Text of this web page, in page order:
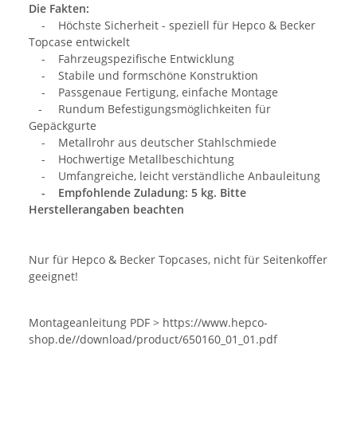
Die Fakten:
- Höchste Sicherheit - speziell für Hepco & Becker
Topcase entwickelt
- Fahrzeugspezifische Entwicklung
- Stabile und formschöne Konstruktion
- Passgenaue Fertigung, einfache Montage
- Rundum Befestigungsmöglichkeiten für
Gepäckgurte
- Metallrohr aus deutscher Stahlschmiede
- Hochwertige Metallbeschichtung
- Umfangreiche, leicht verständliche Anbauleitung
- Empfohlende Zuladung: 5 kg. Bitte
Herstellerangaben beachten
Nur für Hepco & Becker Topcases, nicht für Seitenkoffer
geeignet!
Montageanleitung PDF > https://www.hepco-
shop.de//download/product/650160_01_01.pdf